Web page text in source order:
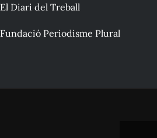
El Diari del Treball
Fundació Periodisme Plural